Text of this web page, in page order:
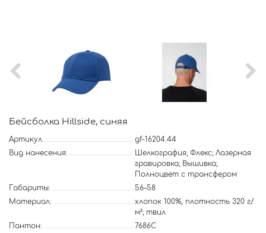
Бейсболка Hillside, синяя
Артикул
gf-16204.44
Вид нанесения:
Шелкография; Флекс; Лазерная
гравировка; Вышивка;
Полноцвет с трансфером
Габариты:
56–58
Материал:
хлопок 100%, плотность 320 г/
м²; твил
Пантон:
7686C